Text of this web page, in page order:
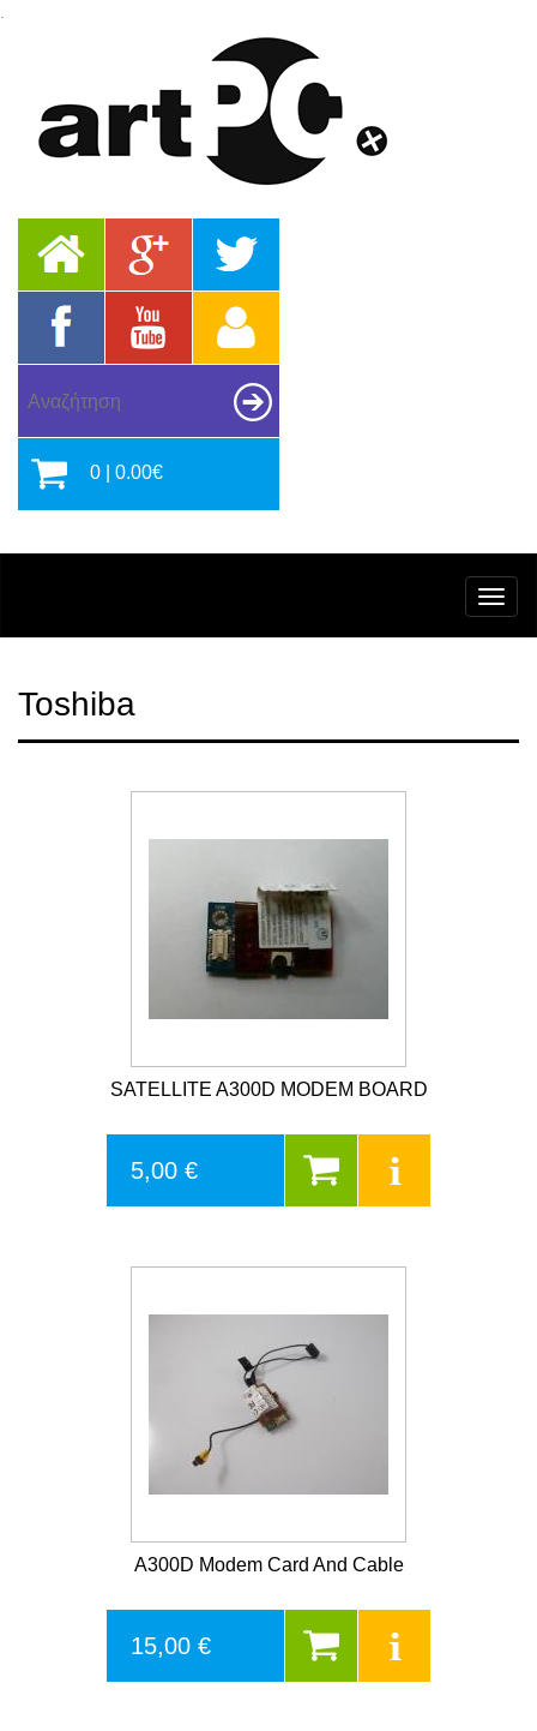
0 | 0.00€
Toshiba
SATELLITE A300D MODEM BOARD
5,00 €
A300D Modem Card And Cable
15,00 €